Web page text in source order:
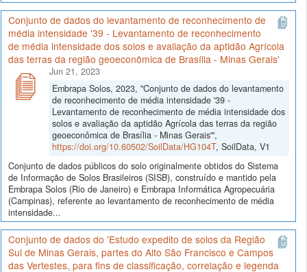
Conjunto de dados do levantamento de reconhecimento de
média intensidade '39 - Levantamento de reconhecimento
de média intensidade dos solos e avaliação da aptidão Agrícola
das terras da região geoeconômica de Brasília - Minas Gerais'
Jun 21, 2023
Embrapa Solos, 2023, "Conjunto de dados do levantamento
de reconhecimento de média intensidade '39 -
Levantamento de reconhecimento de média intensidade dos
solos e avaliação da aptidão Agrícola das terras da região
geoeconômica de Brasília - Minas Gerais'",
https://doi.org/10.60502/SoilData/HG104T, SoilData, V1
Conjunto de dados públicos do solo originalmente obtidos do Sistema
de Informação de Solos Brasileiros (SISB), construído e mantido pela
Embrapa Solos (Rio de Janeiro) e Embrapa Informática Agropecuária
(Campinas), referente ao levantamento de reconhecimento de média
intensidade...
Conjunto de dados do 'Estudo expedito de solos da Região
Sul de Minas Gerais, partes do Alto São Francisco e Campos
das Vertestes, para fins de classificação, correlação e legenda